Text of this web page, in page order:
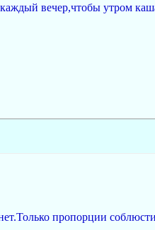
вечер,чтобы утром
пропорции